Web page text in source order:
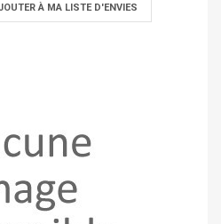
À MA LISTE D'ENVIES